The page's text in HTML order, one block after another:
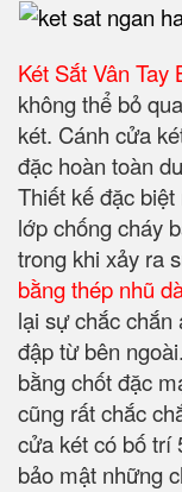
Két Sắt Vân Tay
không thể bỏ
két. Cánh cửa
đặc hoàn toàn
Thiết kế đặc
lớp chống cháy
trong khi xảy ra
bằng thép nhũ
lại sự chắc chắn
đập từ bên
bằng chốt đặc
cũng rất chắc
cửa két có bố trí
bảo mật những